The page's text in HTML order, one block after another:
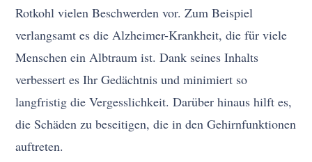
Rotkohl vielen Beschwerden vor. Zum Beispiel
verlangsamt es die Alzheimer-Krankheit, die für viele
Menschen ein Albtraum ist. Dank seines Inhalts
verbessert es Ihr Gedächtnis und minimiert so
langfristig die Vergesslichkeit. Darüber hinaus hilft es,
die Schäden zu beseitigen, die in den Gehirnfunktionen
auftreten.